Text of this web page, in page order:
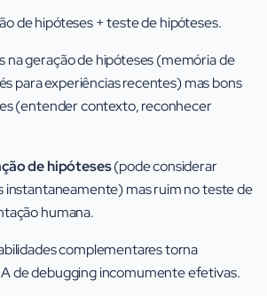
de hipóteses + teste de hipóteses.
na geração de hipóteses (memória de
para experiências recentes) mas bons
(entender contexto, reconhecer
de hipóteses(pode considerar
instantaneamente) mas ruim no teste de
humana.
complementares torna
de debugging incomumente efetivas.